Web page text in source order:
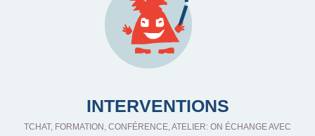
INTERVENTIONS
TCHAT, FORMATION, CONFÉRENCE, ATELIER: ON ÉCHANGE AVEC